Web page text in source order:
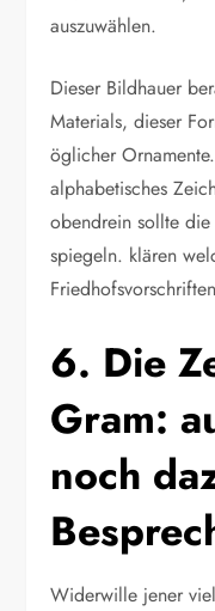
auszuwählen.
Dieser Bildhauer
Materials, dieser
öglicher
alphabetisches
obendrein sollte die
spiegeln. klären
6. Die
Gram:
noch
Widerwille jener